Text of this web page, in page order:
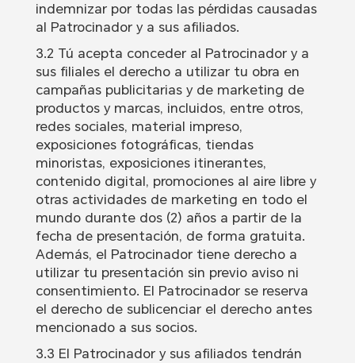
indemnizar por todas las pérdidas causadas
al Patrocinador y a sus afiliados.
3.2 Tú acepta conceder al Patrocinador y a
sus filiales el derecho a utilizar tu obra en
campañas publicitarias y de marketing de
productos y marcas, incluidos, entre otros,
redes sociales, material impreso,
exposiciones fotográficas, tiendas
minoristas, exposiciones itinerantes,
contenido digital, promociones al aire libre y
otras actividades de marketing en todo el
mundo durante dos (2) años a partir de la
fecha de presentación, de forma gratuita.
Además, el Patrocinador tiene derecho a
utilizar tu presentación sin previo aviso ni
consentimiento. El Patrocinador se reserva
el derecho de sublicenciar el derecho antes
mencionado a sus socios.
3.3 El Patrocinador y sus afiliados tendrán